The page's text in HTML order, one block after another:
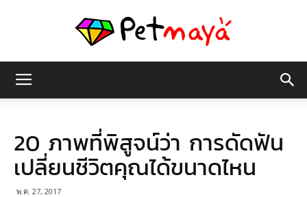
มายา
20 ภาพที่พิสูจน์ว่า การดัดฟัน
เปลี่ยนชีวิตคุณได้ขนาดไหน
พ.ค. 27, 2017